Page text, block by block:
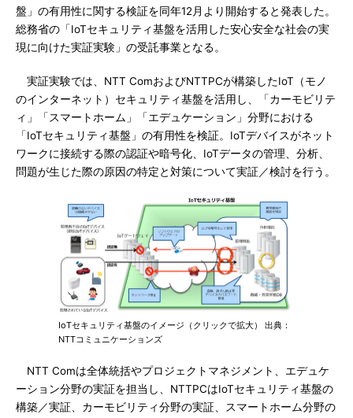
盤」の有用性に関する検証を同年12月より開始すると発表した。
総務省の「IoTセキュリティ基盤を活用した安心安全な社会の実
現に向けた実証実験」の受託事業となる。
実証実験では、NTT ComおよびNTTPCが構築したIoT（モノ
のインターネット）セキュリティ基盤を活用し、「カーモビリテ
ィ」「スマートホーム」「エデュケーション」分野における
「IoTセキュリティ基盤」の有用性を検証。IoTデバイスがネット
ワークに接続する際の認証や暗号化、IoTデータの管理、分析、
問題が生じた際の原因の特定と対策について実証／検討を行う。
IoTセキュリティ基盤のイメージ（クリックで拡大） 出典：
NTTコミュニケーションズ
NTT Comは全体統括やプロジェクトマネジメント、エデュケ
ーション分野の実証を担当し、NTTPCはIoTセキュリティ基盤の
構築／実証、カーモビリティ分野の実証、スマートホーム分野の